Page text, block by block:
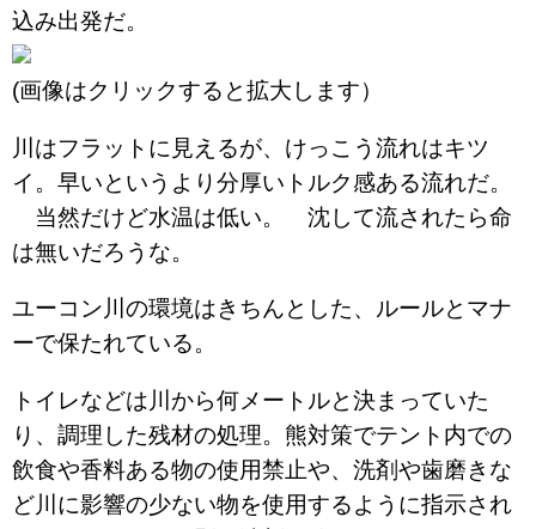
込み出発だ。
(画像はクリックすると拡大します）
川はフラットに見えるが、けっこう流れはキツ
イ。早いというより分厚いトルク感ある流れだ。
当然だけど水温は低い。 沈して流されたら命
は無いだろうな。
ユーコン川の環境はきちんとした、ルールとマナ
ーで保たれている。
トイレなどは川から何メートルと決まっていた
り、調理した残材の処理。熊対策でテント内での
飲食や香料ある物の使用禁止や、洗剤や歯磨きな
ど川に影響の少ない物を使用するように指示され